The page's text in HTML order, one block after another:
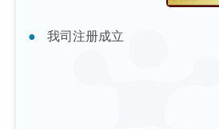
我司注册成立